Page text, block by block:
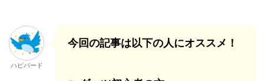
ハピバード
今回の記事は以下の人にオススメ！